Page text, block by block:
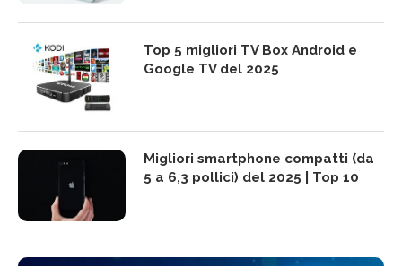
Top 5 migliori TV Box Android e
Google TV del 2025
Migliori smartphone compatti (da
5 a 6,3 pollici) del 2025 | Top 10